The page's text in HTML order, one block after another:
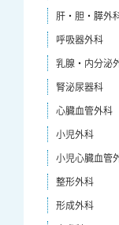
肝・胆・膵外
呼吸器外科
乳腺・内分泌
腎泌尿器科
心臓血管外科
小児外科
小児心臓血管
整形外科
形成外科